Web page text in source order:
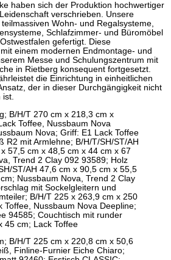
haben sich der Produktion hochwertiger
verschrieben. Unsere
Wohn- und Regalsysteme,
Schlafzimmer- und Büromöbel
gefertigt. Diese
einem modernen Endmontage- und
Messe und Schulungszentrum mit
in Rietberg konsequent fortgesetzt.
die Einrichtung in einheitlichen
der in dieser Durchgängigkeit nicht
ist.